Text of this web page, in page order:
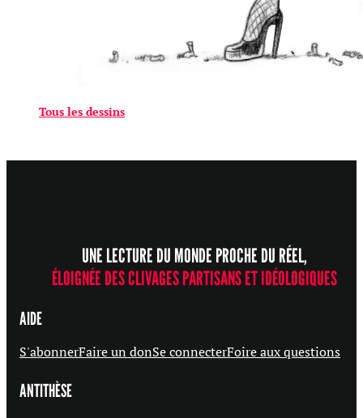
Tous les dessins
UNE LECTURE DU MONDE PROCHE DU RÉEL,
ÉLOIGNÉE DES CLIVAGES PARTISANS ET IDÉOLOGIQUES
AIDE
S'abonnerFaire un donSe connecterFoire aux questions
ANTITHÈSE